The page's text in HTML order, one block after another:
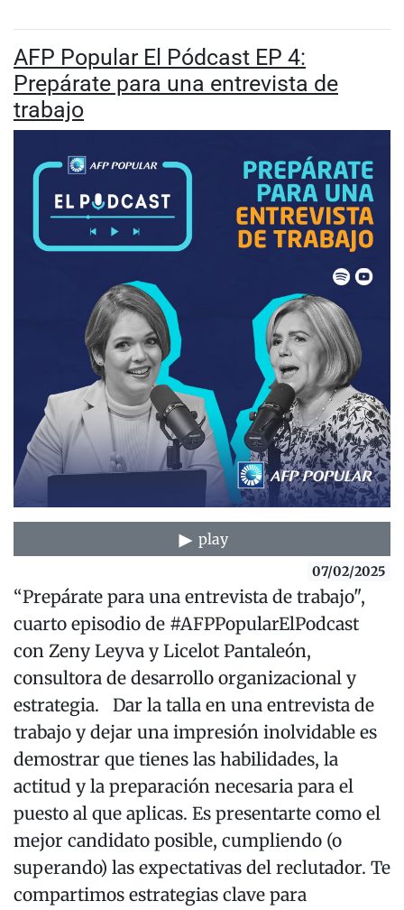
AFP Popular El Pódcast EP 4:
Prepárate para una entrevista de
trabajo
play
07/02/2025
“Prepárate para una entrevista de trabajo",
cuarto episodio de #AFPPopularElPodcast
con Zeny Leyva y Licelot Pantaleón,
consultora de desarrollo organizacional y
estrategia. Dar la talla en una entrevista de
trabajo y dejar una impresión inolvidable es
demostrar que tienes las habilidades, la
actitud y la preparación necesaria para el
puesto al que aplicas. Es presentarte como el
mejor candidato posible, cumpliendo (o
superando) las expectativas del reclutador. Te
compartimos estrategias clave para